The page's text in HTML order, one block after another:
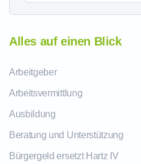
Alles auf einen Blick
Arbeitgeber
Arbeitsvermittlung
Ausbildung
Beratung und Unterstützung
Bürgergeld ersetzt Hartz IV